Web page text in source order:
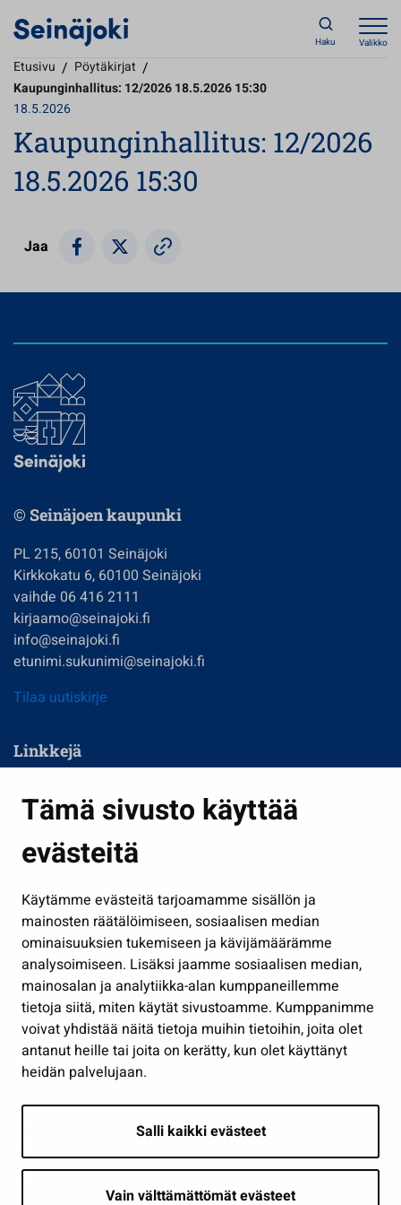
Tämä sivusto käyttää
evästeitä
Käytämme evästeitä tarjoamamme sisällön ja
mainosten räätälöimiseen, sosiaalisen median
ominaisuuksien tukemiseen ja kävijämäärämme
analysoimiseen. Lisäksi jaamme sosiaalisen median,
mainosalan ja analytiikka-alan kumppaneillemme
tietoja siitä, miten käytät sivustoamme. Kumppanimme
voivat yhdistää näitä tietoja muihin tietoihin, joita olet
antanut heille tai joita on kerätty, kun olet käyttänyt
heidän palvelujaan.
Salli kaikki evästeet
Vain välttämättömät evästeet
Haku Valikko
Etusivu / Pöytäkirjat /
Kaupunginhallitus: 12/2026 18.5.2026 15:30
18.5.2026
Kaupunginhallitus: 12/2026
18.5.2026 15:30
Jaa
© Seinäjoen kaupunki
PL 215, 60101 Seinäjoki
Kirkkokatu 6, 60100 Seinäjoki
vaihde 06 416 2111
kirjaamo@seinajoki.fi
info@seinajoki.fi
etunimi.sukunimi@seinajoki.fi
Tilaa uutiskirje
Linkkejä
Kasvatus ja opetus
Kulttuuri ja liikunta
Työ ja yrittäminen
Osallistu ja asioi
Näytä omat evästeasetukseni
Seuraa meitä